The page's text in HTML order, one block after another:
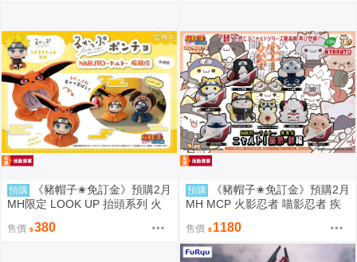
預購
《豬帽子✬免訂金》預購2月
MH限定 LOOK UP 抬頭系列 火
人偶 0812
售價 380
預購
《豬帽子✬免訂金》預購2月
MH MCP 火影忍者 喵影忍者 疾
812
售價 1180